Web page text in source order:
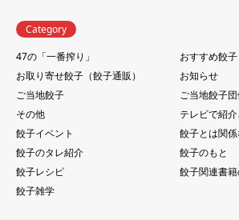
Category
47の「一番搾り」
おすすめ餃子
お取り寄せ餃子（餃子通販）
お知らせ
ご当地餃子
ご当地餃子
その他
テレビで紹
餃子イベント
餃子とは関
餃子のタレ紹介
餃子のもと
餃子レシピ
餃子関連書
餃子雑学